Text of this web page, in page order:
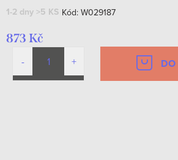
1-2 dny >5 KS Kód: W029187
873 Kč